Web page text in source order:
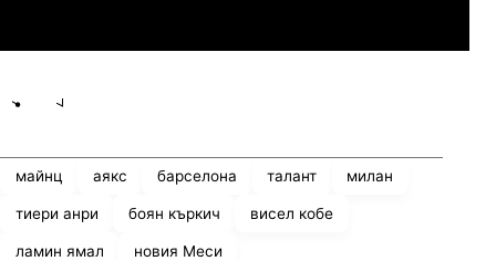
майнц аякс барселона талант милан
тиери анри боян къркич висел кобе
ламин ямал новия Меси